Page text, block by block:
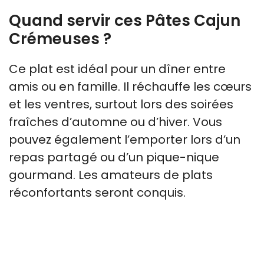
Quand servir ces Pâtes Cajun
Crémeuses ?
Ce plat est idéal pour un dîner entre
amis ou en famille. Il réchauffe les cœurs
et les ventres, surtout lors des soirées
fraîches d’automne ou d’hiver. Vous
pouvez également l’emporter lors d’un
repas partagé ou d’un pique-nique
gourmand. Les amateurs de plats
réconfortants seront conquis.